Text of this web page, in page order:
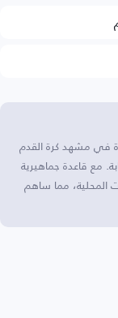
في مشهد كرة القدم
مع قاعدة جماهيرية
المحلية، مما ساهم